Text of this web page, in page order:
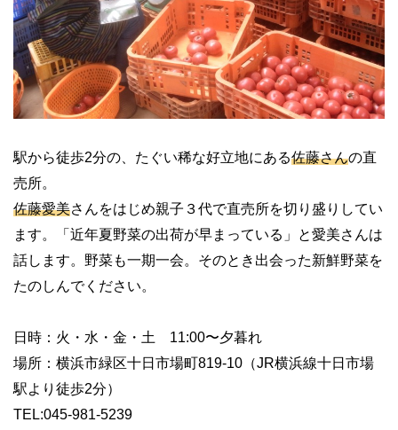
駅から徒歩2分の、たぐい稀な好立地にある佐藤さんの直
売所。
佐藤愛美さんをはじめ親子３代で直売所を切り盛りしてい
ます。「近年夏野菜の出荷が早まっている」と愛美さんは
話します。野菜も一期一会。そのとき出会った新鮮野菜を
たのしんでください。
日時：火・水・金・土 11:00〜夕暮れ
場所：横浜市緑区十日市場町819-10（JR横浜線十日市場
駅より徒歩2分）
TEL:045-981-5239